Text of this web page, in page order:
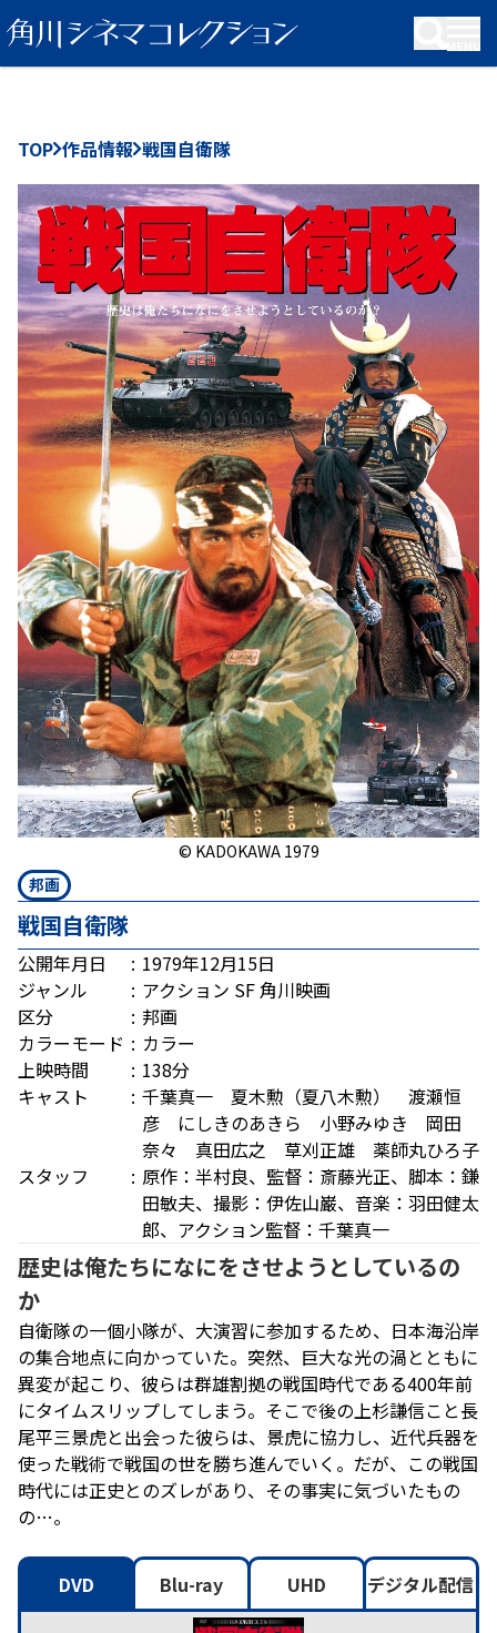
KADOKAWA Group
TOP 作品情報 戦国自衛隊
戦国自衛隊
公開年月日
1979年12月15日
ジャンル
アクション SF角川映画
区分
邦画
カラーモード
カラー
上映時間
138分
キャスト
千葉真一 夏木勲（夏八木勲） 渡瀬恒
彦 にしきのあきら 小野みゆき 岡田
奈々 真田広之 草刈正雄 薬師丸ひろ子
スタッフ
原作：半村良、監督：斎藤光正、脚本：鎌
田敏夫、撮影：伊佐山巌、音楽：羽田健太
郎、アクション監督：千葉真一
歴史は俺たちになにをさせようとしているの
か
自衛隊の一個小隊が、大演習に参加するため、日本海沿岸
の集合地点に向かっていた。突然、巨大な光の渦とともに
異変が起こり、彼らは群雄割拠の戦国時代である400年前
にタイムスリップしてしまう。そこで後の上杉謙信こと長
尾平三景虎と出会った彼らは、景虎に協力し、近代兵器を
使った戦術で戦国の世を勝ち進んでいく。だが、この戦国
時代には正史とのズレがあり、その事実に気づいたもの
の…。
© KADOKAWA 1979
邦画
DVD Blu-ray UHD デジタル配信